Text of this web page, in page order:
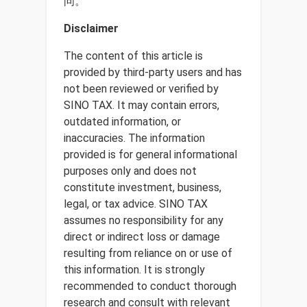
Disclaimer
The content of this article is
provided by third-party users and has
not been reviewed or verified by
SINO TAX. It may contain errors,
outdated information, or
inaccuracies. The information
provided is for general informational
purposes only and does not
constitute investment, business,
legal, or tax advice. SINO TAX
assumes no responsibility for any
direct or indirect loss or damage
resulting from reliance on or use of
this information. It is strongly
recommended to conduct thorough
research and consult with relevant